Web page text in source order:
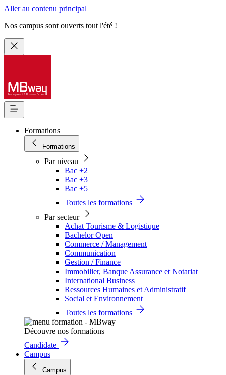
Aller au contenu principal
Nos campus sont ouverts tout l'été !
Formations
Formations
Par niveau
Bac +2
Bac +3
Bac +5
Toutes les formations
Par secteur
Achat Tourisme & Logistique
Bachelor Open
Commerce / Management
Communication
Gestion / Finance
Immobilier, Banque Assurance et Notariat
International Business
Ressources Humaines et Administratif
Social et Environnement
Toutes les formations
Découvre nos formations
Candidate
Campus
Campus